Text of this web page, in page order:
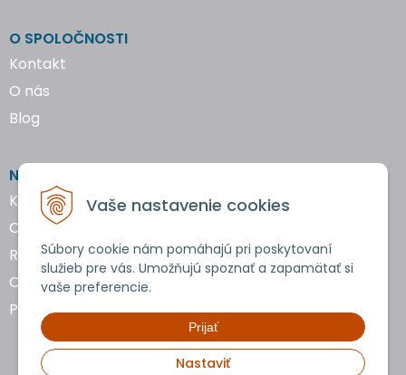
Vaše nastavenie cookies
Súbory cookie nám pomáhajú pri poskytovaní
služieb pre vás. Umožňujú spoznať a zapamätať si
vaše preferencie.
Prijať
Nastaviť
O SPOLOČNOSTI
Kontakt
O nás
Blog
NAKUPOVANIE
Katalógy náradia
Obchodné podmienky
Reklamácie a vrátenie tovaru
Ochrana osobných údajov
Používanie cookies